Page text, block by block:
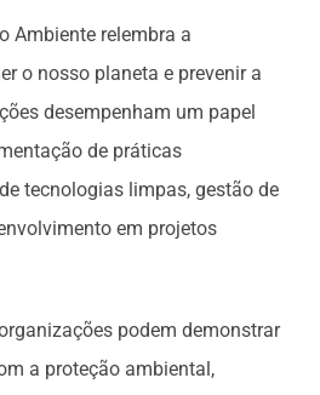
Ambiente relembra a
o nosso planeta e prevenir a
desempenham um papel
de práticas
tecnologias limpas, gestão de
em projetos
podem demonstrar
a proteção ambiental,